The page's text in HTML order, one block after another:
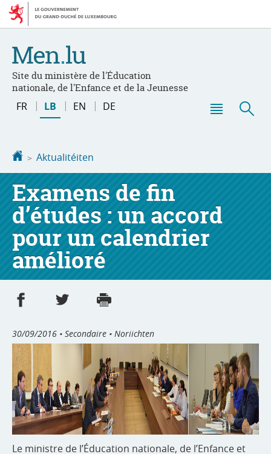
Bei
den
Aller
au
Site du ministère de l'Éducation
nationale, de l'Enfance et de la Jeunesse
Changer
FR LB EN DE
Startsäit
Aktualitéiten
Examens de fin
d’études : un accord
pour un calendrier
amélioré
Partager sur Facebook
Partager sur Twitter
30/09/2016 • Secondaire • Noriichten
Le ministre de l’Éducation nationale, de l’Enfance et